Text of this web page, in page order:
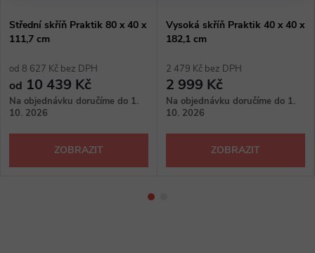
Střední skříň Praktik 80 x 40 x
111,7 cm
od 8 627 Kč bez DPH
od 10 439 Kč
Na objednávku doručíme do 1.
10. 2026
ZOBRAZIT
Vysoká skříň Praktik 40 x 40 x
182,1 cm
2 479 Kč bez DPH
2 999 Kč
Na objednávku doručíme do 1.
10. 2026
ZOBRAZIT